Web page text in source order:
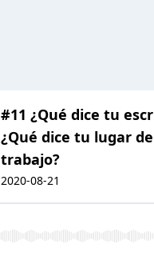
#11 ¿Qué dice tu
¿Qué dice tu lugar de
trabajo?
2020-08-21